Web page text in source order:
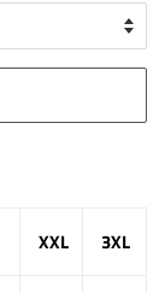
XXL 3XL